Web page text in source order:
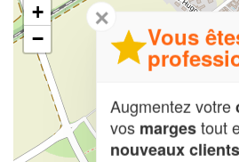
+
−
✕
Vous
Augmentez votre
vos margestout
nouveaux clients